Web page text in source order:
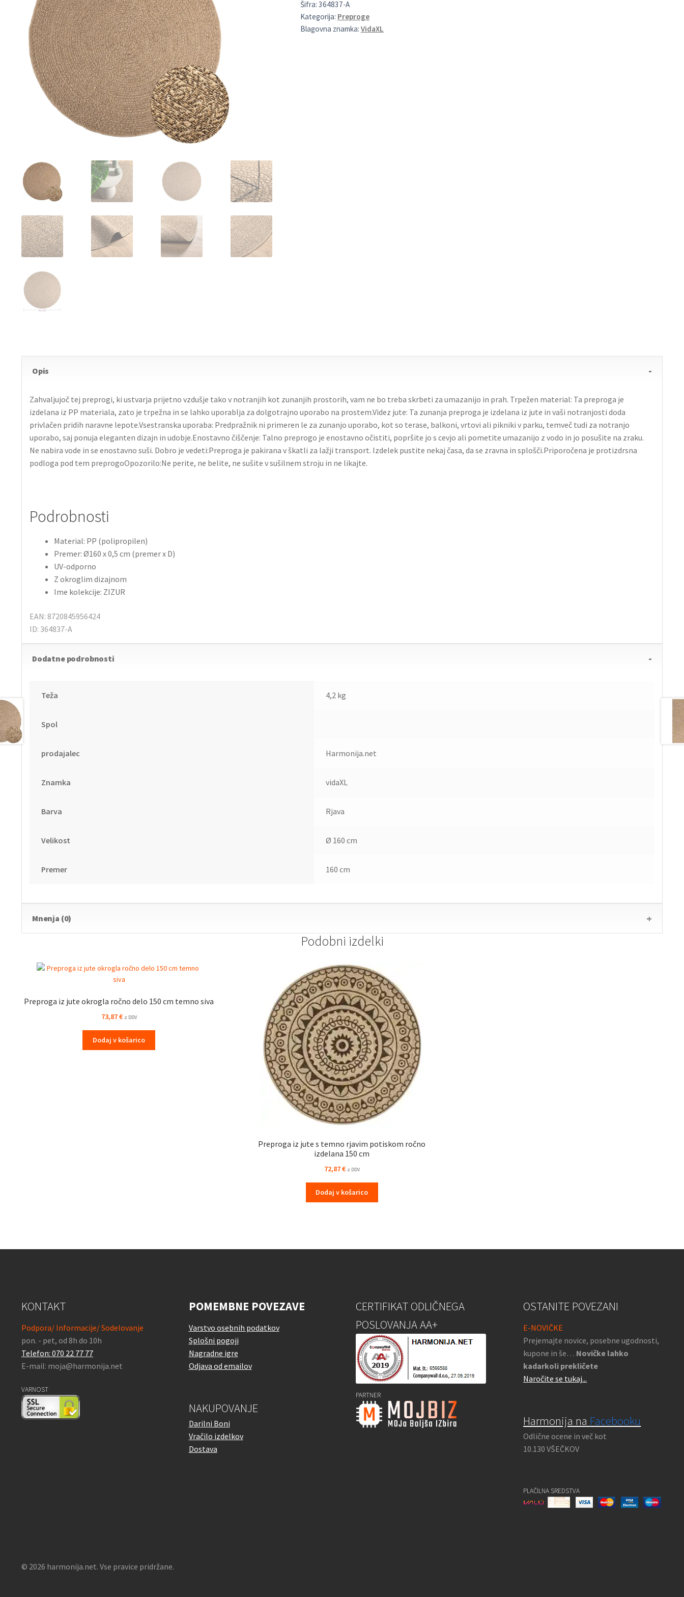
Šifra: 364837-A
Kategorija: Preproge
Blagovna znamka: VidaXL
Opis
Zahvaljujoč tej preprogi, ki ustvarja prijetno vzdušje tako v notranjih kot zunanjih prostorih, vam ne bo treba skrbeti za umazanijo in prah. Trpežen material: Ta preproga je
izdelana iz PP materiala, zato je trpežna in se lahko uporablja za dolgotrajno uporabo na prostem.Videz jute: Ta zunanja preproga je izdelana iz jute in vaši notranjosti doda
privlačen pridih naravne lepote.Vsestranska uporaba: Predpražnik ni primeren le za zunanjo uporabo, kot so terase, balkoni, vrtovi ali pikniki v parku, temveč tudi za notranjo
uporabo, saj ponuja eleganten dizajn in udobje.Enostavno čiščenje: Talno preprogo je enostavno očistiti, popršite jo s cevjo ali pometite umazanijo z vodo in jo posušite na zraku.
Ne nabira vode in se enostavno suši. Dobro je vedeti:Preproga je pakirana v škatli za lažji transport. Izdelek pustite nekaj časa, da se zravna in splošči.Priporočena je protizdrsna
podloga pod tem preprogoOpozorilo:Ne perite, ne belite, ne sušite v sušilnem stroju in ne likajte.
Podrobnosti
Material: PP (polipropilen)
Premer: Ø160 x 0,5 cm (premer x D)
UV-odporno
Z okroglim dizajnom
Ime kolekcije: ZIZUR
EAN: 8720845956424
ID: 364837-A
Dodatne podrobnosti
Teža 4,2 kg
Spol
prodajalec Harmonija.net
Znamka vidaXL
Barva Rjava
Velikost Ø 160 cm
Premer 160 cm
Mnenja (0)
Podobni izdelki
Preproga iz jute okrogla ročno delo 150 cm temno siva
73,87€ z DDV
Dodaj v košarico
Preproga iz jute s temno rjavim potiskom ročno
izdelana 150 cm
72,87€ z DDV
Dodaj v košarico
KONTAKT
Podpora/ Informacije/ Sodelovanje
pon. - pet, od 8h do 10h
Telefon: 070 22 77 77
E-mail: moja@harmonija.net
VARNOST
POMEMBNE POVEZAVE
Varstvo osebnih podatkov
Splošni pogoji
Nagradne igre
Odjava od emailov
NAKUPOVANJE
Darilni Boni
Vračilo izdelkov
Dostava
CERTIFIKAT ODLIČNEGA
POSLOVANJA AA+
PARTNER
OSTANITE POVEZANI
E-NOVIČKE
Prejemajte novice, posebne ugodnosti,
kupone in še… Novičke lahko
kadarkoli prekličete
Naročite se tukaj...
Harmonija na Facebooku
Odlične ocene in več kot
10.130 VŠEČKOV
PLAČILNA SREDSTVA
© 2026 harmonija.net. Vse pravice pridržane.